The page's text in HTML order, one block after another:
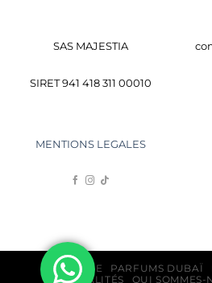
SAS MAJESTIA
SIRET 941 418 311 00010
MENTIONS LEGALES
BOUTIQUE PARFUMS DUBAÏ
ACTUALITÉS
QUI SOMMES-